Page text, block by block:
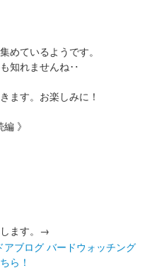
めているようです。
知れませんね‥
ます。お楽しみに！
》
ます。→
ら！